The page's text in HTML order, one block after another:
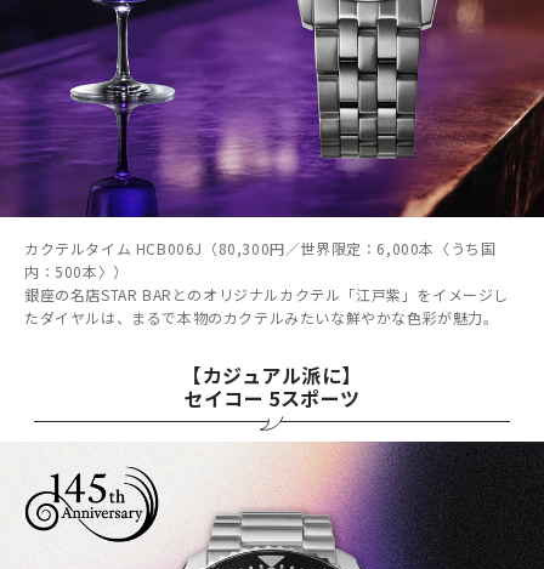
カクテルタイム HCB006J（80,300円／世界限定：6,000本〈うち国
内：500本〉）
銀座の名店STAR BARとのオリジナルカクテル「江戸紫」をイメージし
たダイヤルは、まるで本物のカクテルみたいな鮮やかな色彩が魅力。
【カジュアル派に】
セイコー 5スポーツ